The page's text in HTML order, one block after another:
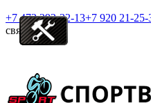
+7 473 292-32-13+7 920 21-25-
связь